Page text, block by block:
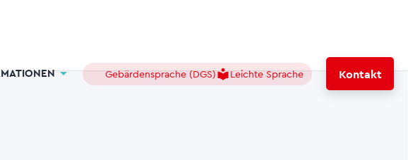
arrow_drop_down Gebärdensprache (DGS)local_libraryLeichte Sprache Kontakt